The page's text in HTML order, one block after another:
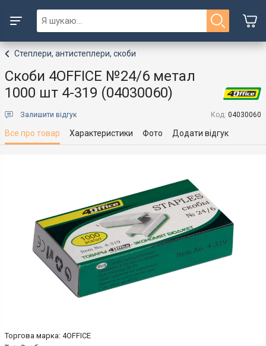
Степлери, антистеплери, скоби
Скоби 4OFFICE №24/6 метал
1000 шт 4-319 (04030060)
Залишити відгук Код: 04030060
Все про товар Характеристики Фото Додати відгук
Торгова марка: 4OFFICE